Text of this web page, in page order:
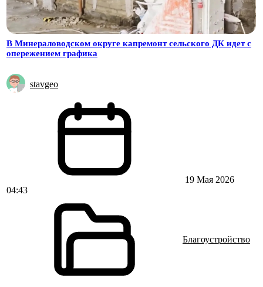
В Минераловодском округе капремонт сельского ДК идет с
опережением графика
stavgeo
19 Мая 2026
04:43
Благоустройство